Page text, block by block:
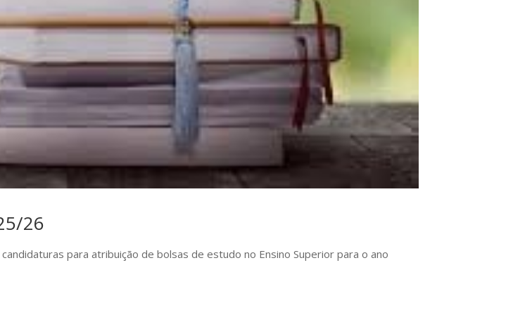
26
para atribuição de bolsas de estudo no Ensino Superior para o ano